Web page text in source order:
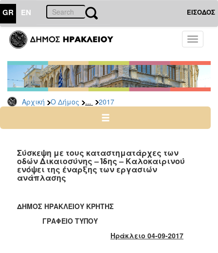
GR EN ΕΙΣΟΔΟΣ
Toggle
Αρχική Ο Δήμος ... 2017
ΔΗΜΟΣ
Δελτία
Τύπου
Αρχείο
2026
2024
2022
2021
2019
2018
Σύσκεψη με τους καταστηματάρχες των
οδών Δικαιοσύνης – Ίδης – Καλοκαιρινού
ενόψει της έναρξης των εργασιών
ανάπλασης
ΔΗΜΟΣ ΗΡΑΚΛΕΙΟΥ ΚΡΗΤΗΣ
ΓΡΑΦΕΙΟ ΤΥΠΟΥ
Ηράκλειο 04-09-2017